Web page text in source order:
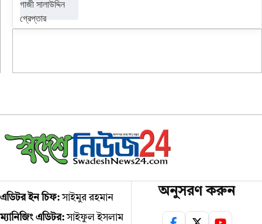
এডিটর ইন চিফ:সাইমুর রহমান
ম্যানিজিং এডিটর:সাইফুল ইসলাম
অনুসরণ করুন